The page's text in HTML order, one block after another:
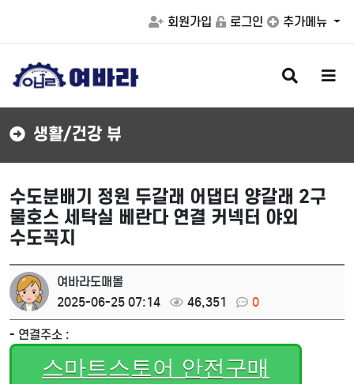
회원가입 로그인 추가메뉴
검
색
버
메
버
생활/건강 뷰
수도분배기 정원 두갈래 어댑터 양갈래 2구
물호스 세탁실 베란다 연결 커넥터 야외
수도꼭지
여바라도매몰
2025-06-25 07:14
46,351 0
- 연결주소 :
스마트스토어 안전구매